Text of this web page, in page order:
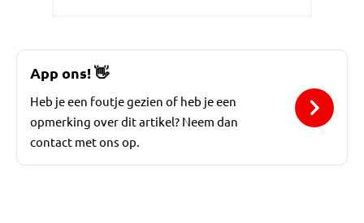
App ons!👋
Heb je een foutje gezien of heb je een
opmerking over dit artikel? Neem dan
contact met ons op.